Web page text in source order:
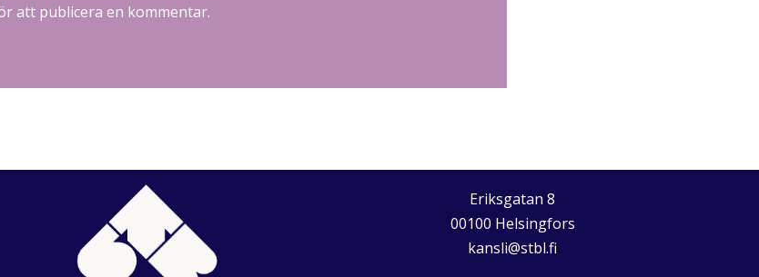
att publicera en kommentar.
Eriksgatan 8
00100 Helsingfors
kansli@stbl.fi